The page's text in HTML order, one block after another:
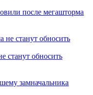
после мегашторма
станут обносить